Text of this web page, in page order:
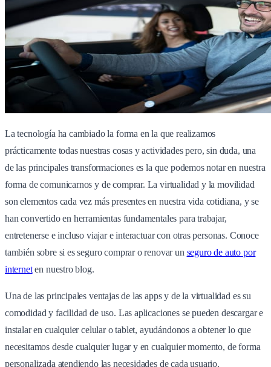
La tecnología ha cambiado la forma en la que realizamos
prácticamente todas nuestras cosas y actividades pero, sin duda, una
de las principales transformaciones es la que podemos notar en nuestra
forma de comunicarnos y de comprar. La virtualidad y la movilidad
son elementos cada vez más presentes en nuestra vida cotidiana, y se
han convertido en herramientas fundamentales para trabajar,
entretenerse e incluso viajar e interactuar con otras personas. Conoce
también sobre si es seguro comprar o renovar un seguro de auto por
interneten nuestro blog.
Una de las principales ventajas de las apps y de la virtualidad es su
comodidad y facilidad de uso. Las aplicaciones se pueden descargar e
instalar en cualquier celular o tablet, ayudándonos a obtener lo que
necesitamos desde cualquier lugar y en cualquier momento, de forma
personalizada atendiendo las necesidades de cada usuario.